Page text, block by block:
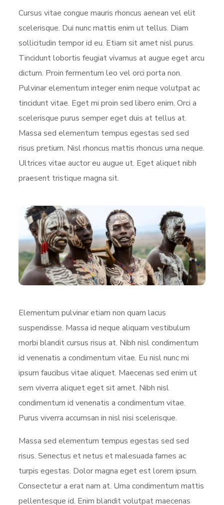
Cursus vitae congue mauris rhoncus aenean vel elit
scelerisque. Dui nunc mattis enim ut tellus. Diam
sollicitudin tempor id eu. Etiam sit amet nisl purus.
Tincidunt lobortis feugiat vivamus at augue eget arcu
dictum. Proin fermentum leo vel orci porta non.
Pulvinar elementum integer enim neque volutpat ac
tincidunt vitae. Eget mi proin sed libero enim. Orci a
scelerisque purus semper eget duis at tellus at.
Massa sed elementum tempus egestas sed sed
risus pretium. Nisl rhoncus mattis rhoncus urna neque.
Ultrices vitae auctor eu augue ut. Eget aliquet nibh
praesent tristique magna sit.
Elementum pulvinar etiam non quam lacus
suspendisse. Massa id neque aliquam vestibulum
morbi blandit cursus risus at. Nibh nisl condimentum
id venenatis a condimentum vitae. Eu nisl nunc mi
ipsum faucibus vitae aliquet. Maecenas sed enim ut
sem viverra aliquet eget sit amet. Nibh nisl
condimentum id venenatis a condimentum vitae.
Purus viverra accumsan in nisl nisi scelerisque.
Massa sed elementum tempus egestas sed sed
risus. Senectus et netus et malesuada fames ac
turpis egestas. Dolor magna eget est lorem ipsum.
Consectetur a erat nam at. Urna condimentum mattis
pellentesque id. Enim blandit volutpat maecenas